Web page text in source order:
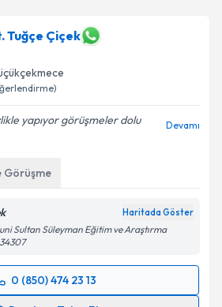
Tuğçe Çiçek
yapıyor görüşmeler dolu
Görüşme
Sultan Süleyman Eğitim ve Araştırma
0 (850) 474 23 13
Talebi